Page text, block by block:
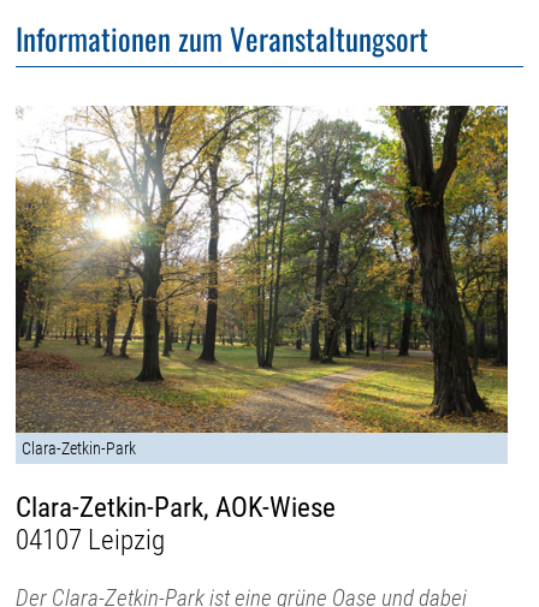
Informationen zum Veranstaltungsort
Clara-Zetkin-Park
Clara-Zetkin-Park, AOK-Wiese
04107 Leipzig
Der Clara-Zetkin-Park ist eine grüne Oase und dabei